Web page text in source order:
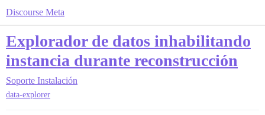
Discourse Meta
Explorador de datos inhabilitando
instancia durante reconstrucción
Soporte Instalación
data-explorer